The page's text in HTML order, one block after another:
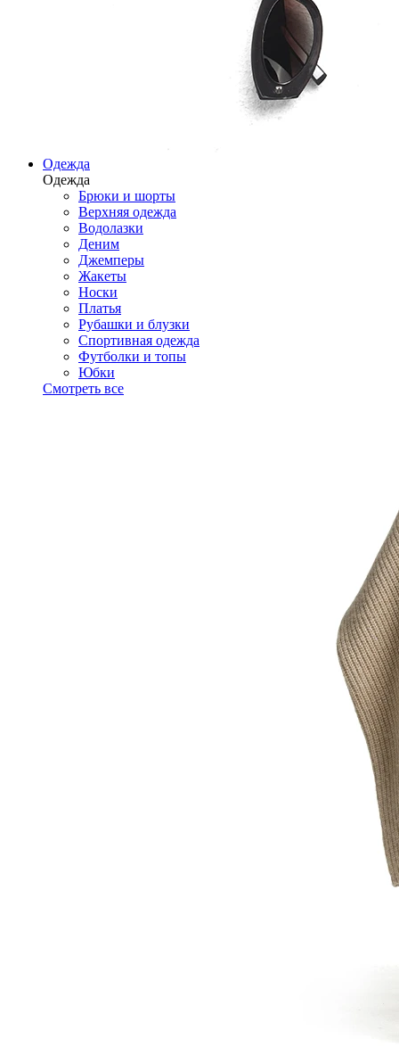
Одежда
Одежда
Брюки и шорты
Верхняя одежда
Водолазки
Деним
Джемперы
Жакеты
Носки
Платья
Рубашки и блузки
Спортивная одежда
Футболки и топы
Юбки
Смотреть все